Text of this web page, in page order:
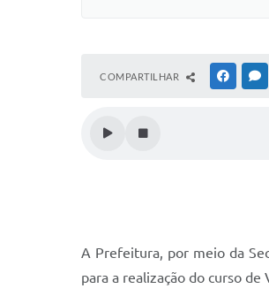
COMPARTILHAR
A Prefeitura, por meio da
para a realização do curso de